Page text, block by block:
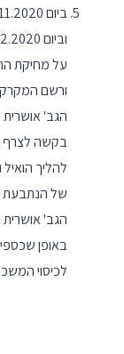
על מחיקת
ורשם
להליך
באופן
לכיסוי